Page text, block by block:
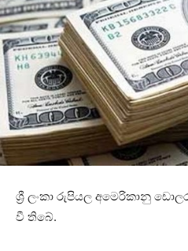
ශ්‍රී ලංකා රුපියල අමෙරිකානු
වී තිබේ.